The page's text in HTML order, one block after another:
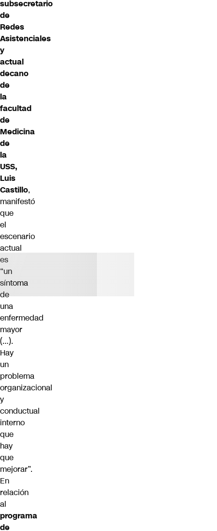
subsecretario
de
Redes
Asistenciales
y
actual
decano
de
la
facultad
de
Medicina
de
la
USS,
Luis
Castillo,
manifestó
que
el
escenario
actual
es
“un
síntoma
de
una
enfermedad
mayor
(…).
Hay
un
problema
organizacional
y
conductual
interno
que
hay
que
mejorar”.
En
relación
al
programa
de